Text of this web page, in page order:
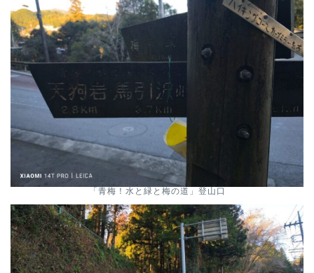
「青梅！水と緑と梅の道」登山口